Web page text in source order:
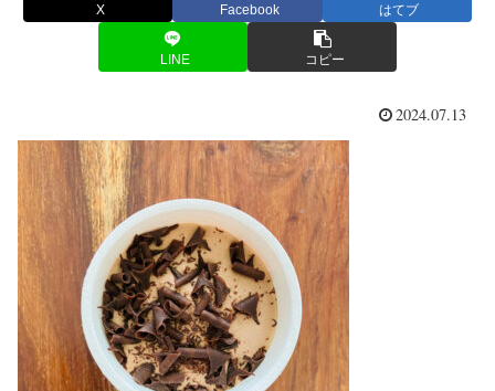
X Facebook はてブ
LINE コピー
2024.07.13